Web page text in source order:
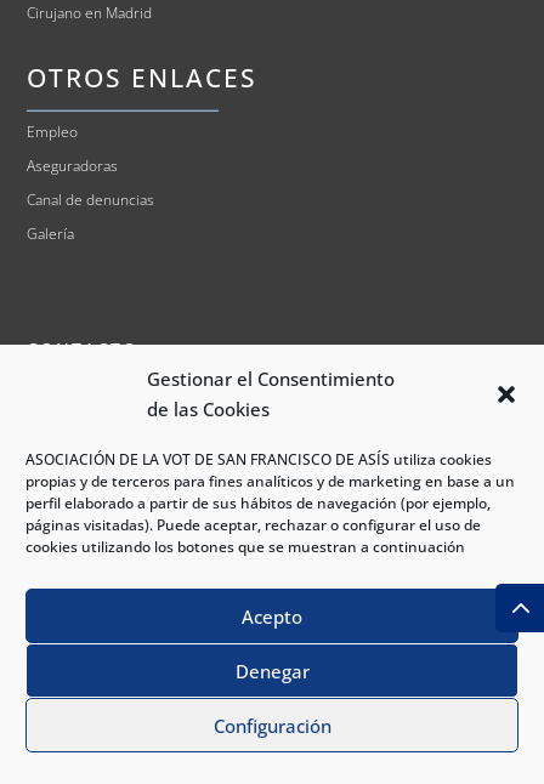
Gestionar el Consentimiento
de las Cookies
ASOCIACIÓN DE LA VOT DE SAN FRANCISCO DE ASÍS utiliza cookies
propias y de terceros para fines analíticos y de marketing en base a un
perfil elaborado a partir de sus hábitos de navegación (por ejemplo,
páginas visitadas). Puede aceptar, rechazar o configurar el uso de
cookies utilizando los botones que se muestran a continuación
Acepto
Denegar
Configuración
Cirujano en Madrid
OTROS ENLACES
Empleo
Aseguradoras
Canal de denuncias
Galería
CONTACTO
Direccion
Hospital VOT
C/ San Bernabé 13
Consultas Externas VOT
C/ del Rosario 7